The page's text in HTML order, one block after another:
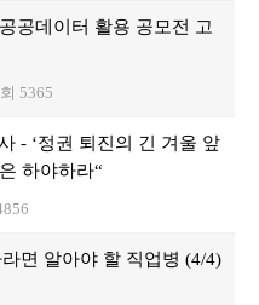
공데이터 활용 공모전 고
5365
- ‘정권 퇴진의 긴 겨울 앞
하야하라“
면 알아야 할 직업병 (4/4)